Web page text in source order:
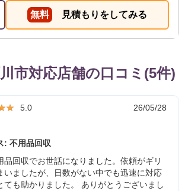
無料 見積もりをしてみる
市対応店舗の口コミ(5件)
5.0
26/05/28
: 不用品回収
品回収でお世話になりました。依頼がギリ
いましたが、日数がない中でも迅速に対応
ても助かりました。 ありがとうございまし